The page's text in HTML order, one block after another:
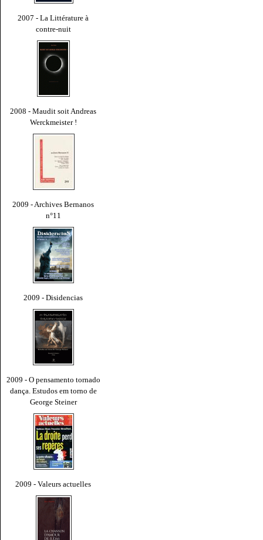
2007 - La Littérature à
contre-nuit
2008 - Maudit soit Andreas
Werckmeister !
2009 - Archives Bernanos
n°11
2009 - Disidencias
2009 - O pensamento tornado
dança. Estudos em torno de
George Steiner
2009 - Valeurs actuelles